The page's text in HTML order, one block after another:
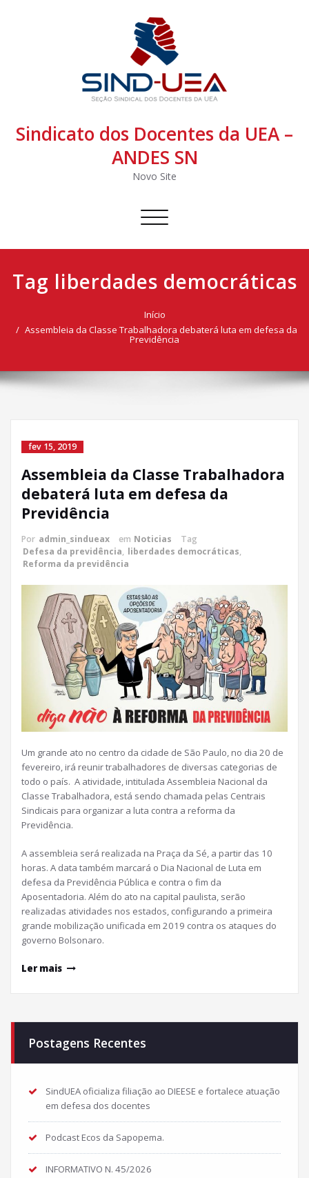
Sindicato dos Docentes da UEA –
ANDES SN
Novo Site
Alternar
Tag liberdades democráticas
Início
Assembleia da Classe Trabalhadora debaterá luta em defesa da
Previdência
fev 15, 2019
Assembleia da Classe Trabalhadora
debaterá luta em defesa da
Previdência
Por admin_sindueax em Noticias
Tag
Defesa da previdência, liberdades democráticas,
Reforma da previdência
Um grande ato no centro da cidade de São Paulo, no dia 20 de
fevereiro, irá reunir trabalhadores de diversas categorias de
todo o país. A atividade, intitulada Assembleia Nacional da
Classe Trabalhadora, está sendo chamada pelas Centrais
Sindicais para organizar a luta contra a reforma da
Previdência.
A assembleia será realizada na Praça da Sé, a partir das 10
horas. A data também marcará o Dia Nacional de Luta em
defesa da Previdência Pública e contra o fim da
Aposentadoria. Além do ato na capital paulista, serão
realizadas atividades nos estados, configurando a primeira
grande mobilização unificada em 2019 contra os ataques do
governo Bolsonaro.
Ler mais
Postagens Recentes
SindUEA oficializa filiação ao DIEESE e fortalece atuação
em defesa dos docentes
Podcast Ecos da Sapopema.
INFORMATIVO N. 45/2026